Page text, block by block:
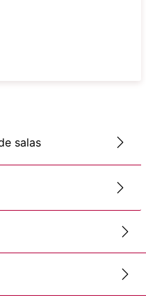
salas